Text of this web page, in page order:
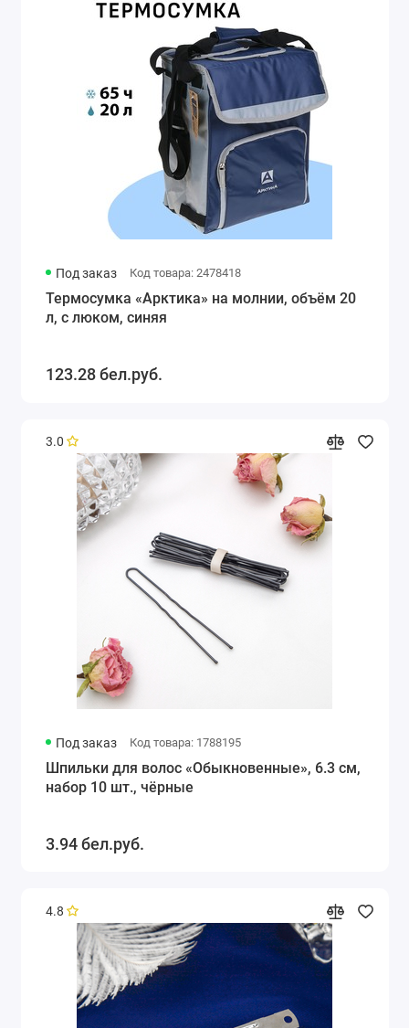
Под заказ Код товара: 2478418
Термосумка «Арктика» на молнии, объём 20
л, с люком, синяя
123.28 бел.руб.
3.0
Под заказ Код товара: 1788195
Шпильки для волос «Обыкновенные», 6.3 см,
набор 10 шт., чёрные
3.94 бел.руб.
4.8